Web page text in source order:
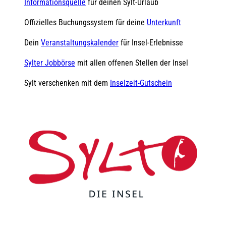
Informationsquelle für deinen Sylt-Urlaub
Offizielles Buchungssystem für deine Unterkunft
Dein Veranstaltungskalender für Insel-Erlebnisse
Sylter Jobbörse mit allen offenen Stellen der Insel
Sylt verschenken mit dem Inselzeit-Gutschein